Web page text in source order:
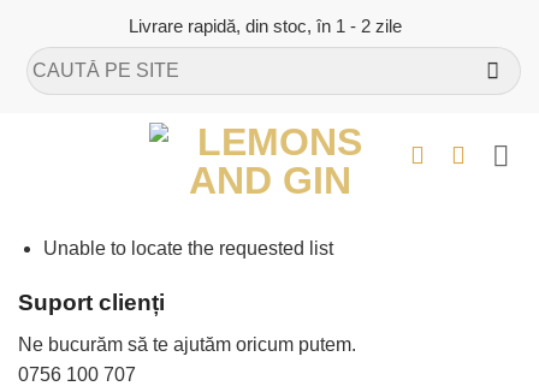
content
Livrare rapidă, din stoc, în 1 - 2 zile
Caută
după:
Unable to locate the requested list
Suport clienți
Ne bucurăm să te ajutăm oricum putem.
0756 100 707